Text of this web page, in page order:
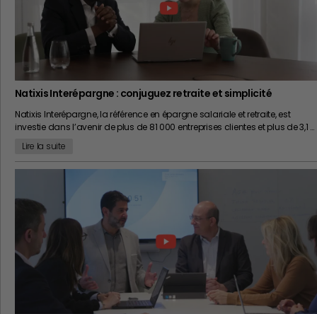
Natixis Interépargne : conjuguez retraite et simplicité
Natixis Interépargne, la référence en épargne salariale et retraite, est
investie dans l’avenir de plus de 81 000 entreprises clientes et plus de 3,1 …
Lire la suite